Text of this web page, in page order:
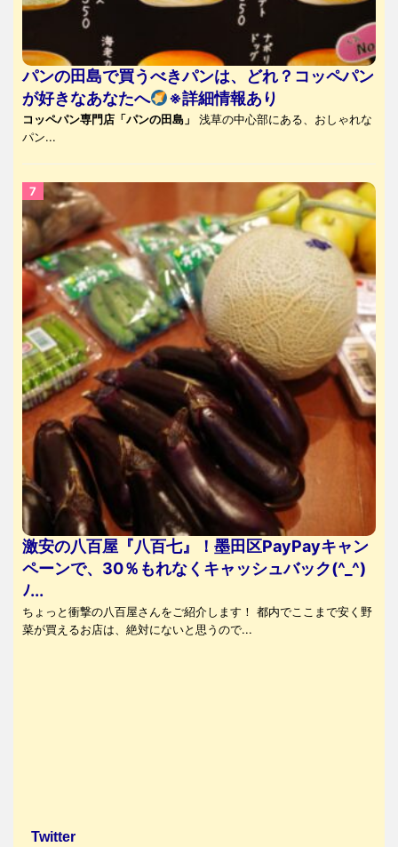
パンの田島で買うべきパンは、どれ？コッペパン
が好きなあなたへ
※詳細情報あり
コッペパン専門店「パンの田島」
浅草の中心部にある、おしゃれな
パン...
激安の八百屋『八百七』！墨田区PayPayキャン
ペーンで、30％もれなくキャッシュバック(^_^)
ﾉ...
ちょっと衝撃の八百屋さんをご紹介します！ 都内でここまで安く野
菜が買えるお店は、絶対にないと思うので...
Twitter